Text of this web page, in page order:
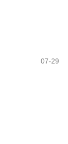
07-29